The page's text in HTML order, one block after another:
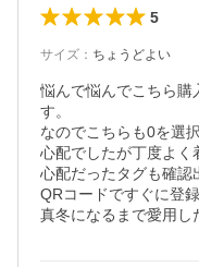
5
サイズ ： ちょうどよい
悩んで悩んでこちら購
す。
なのでこちらも0を選
心配でしたが丁度よく
心配だったタグも確認
QRコードですぐに登
真冬になるまで愛用し